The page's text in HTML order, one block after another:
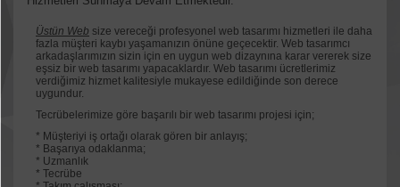
Üstün Web size vereceği profesyonel web tasarımı hizmetleri ile daha
fazla müşteri kaybı yaşamanızın önüne geçecektir. Web tasarımcı
arkadaşlarımızın sizin için en uygun web dizaynına karar vererek size
eşsiz bir web tasarımı yapacaklardır. Web tasarımı ücretlerimiz
verdiğimiz hizmet kalitesiyle mukayese edildiğinde son derece
uygundur.
Tecrübelerimize göre başarılı bir web tasarımı projesi için;
* Müşteriyi iş ortağı olarak gören bir anlayış;
* Başarıya odaklanma;
* Uzmanlık
* Tecrübe